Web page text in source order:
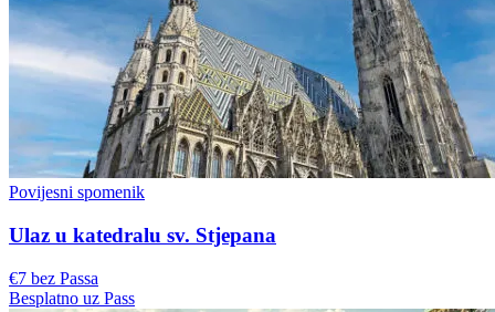
Povijesni spomenik
Ulaz u katedralu sv. Stjepana
€7 bez Passa
Besplatno uz Pass